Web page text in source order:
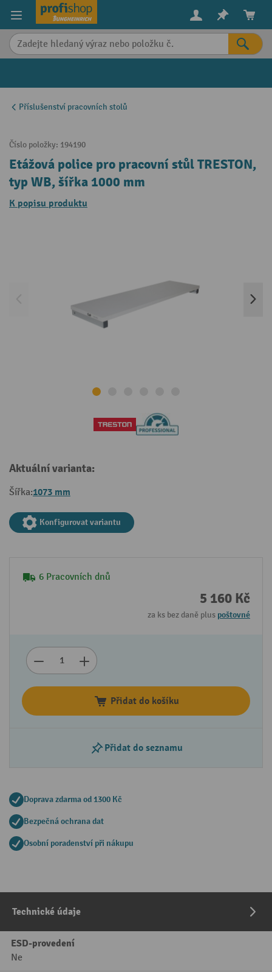
content
Příslušenství pracovních stolů
Číslo položky: 194190
Etážová police pro pracovní stůl TRESTON,
typ WB, šířka 1000 mm
K popisu produktu
Aktuální varianta:
Šířka:1073 mm
Konfigurovat variantu
6 Pracovních dnů
5 160 Kč
za ks bez daně plus poštovné
Přidat do košíku
Přidat do seznamu
Doprava zdarma od 1300 Kč
Bezpečná ochrana dat
Osobní poradenství při nákupu
Technické údaje
ESD-provedení
Ne